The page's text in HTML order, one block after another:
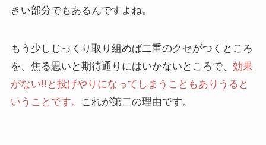
きい部分でもあるんですよね。
もう少しじっくり取り組めば二重のクセがつくところ
を、焦る思いと期待通りにはいかないところで、 効果
がない!!と投げやりになってしまうこともありうると
いうことです。
これが第二の理由です。